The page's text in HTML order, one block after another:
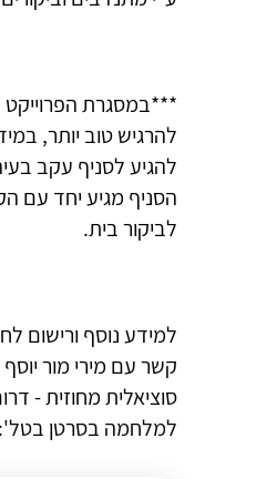
***במסגרת הפרוייקט
להרגיש טוב יותר,
להגיע לסניף עקב
הסניף מגיע יחד עם
לביקור בית.
למידע נוסף ורישום
קשר עם מירי מור
סוציאלית מחוזית -
למלחמה בסרטן בטל':